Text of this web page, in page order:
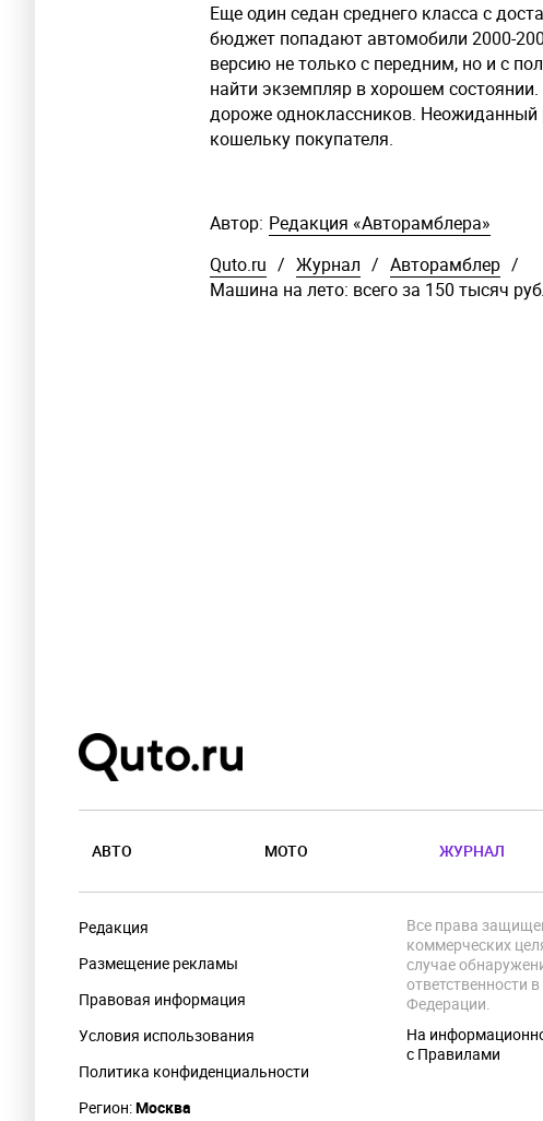
Еще один седан среднего класса с
бюджет попадают автомобили 2000-
версию не только с передним, но и с
найти экземпляр в хорошем
дороже одноклассников.
кошельку покупателя.
Автор: Редакция «Авторамблера»
Quto.ru / Журнал / Авторамблер /
Машина на лето: всего за 150 тысяч
АВТО МОТО ЖУРНАЛ
Редакция
Размещение рекламы
Правовая информация
Условия использования
Политика конфиденциальности
Регион:Москва
Все права
коммерческих
случае
ответственности
Федерации.
На
с Правилами